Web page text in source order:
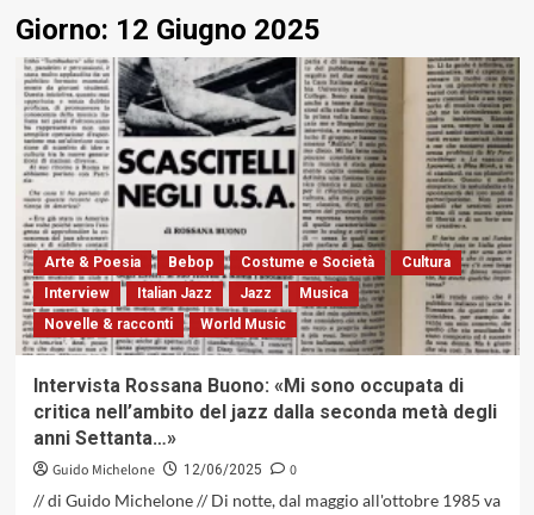
Giorno: 12 Giugno 2025
Arte & Poesia Bebop Costume e Società
Cultura
Interview
Italian Jazz Jazz
Musica
Novelle & racconti
World Music
Intervista Rossana Buono: «Mi sono occupata di
critica nell’ambito del jazz dalla seconda metà degli
anni Settanta…»
Guido Michelone 12/06/2025
0
// di Guido Michelone // Di notte, dal maggio all'ottobre 1985 va